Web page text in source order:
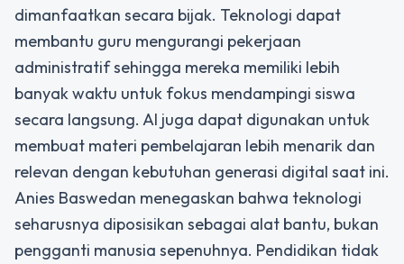
dimanfaatkan secara bijak. Teknologi dapat
membantu guru mengurangi pekerjaan
administratif sehingga mereka memiliki lebih
banyak waktu untuk fokus mendampingi siswa
secara langsung. AI juga dapat digunakan untuk
membuat materi pembelajaran lebih menarik dan
relevan dengan kebutuhan generasi digital saat ini.
Anies Baswedan menegaskan bahwa teknologi
seharusnya diposisikan sebagai alat bantu, bukan
pengganti manusia sepenuhnya. Pendidikan tidak